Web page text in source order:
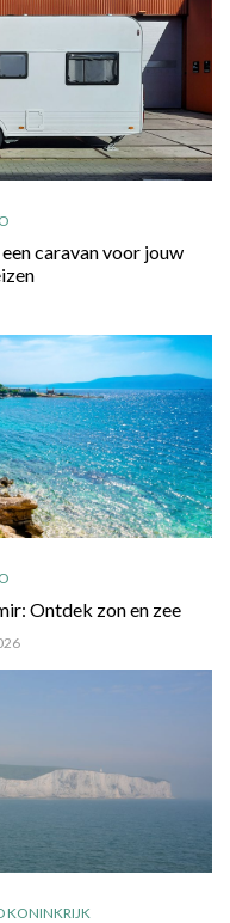
caravan voor jouw
Ontdek zon en zee
KONINKRIJK